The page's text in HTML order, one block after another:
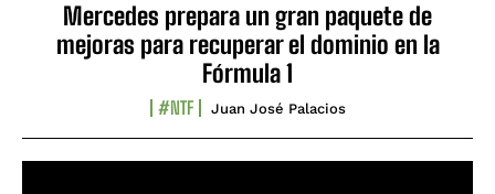
Mercedes prepara un gran paquete de
mejoras para recuperar el dominio en la
Fórmula 1
#NTF Juan José Palacios